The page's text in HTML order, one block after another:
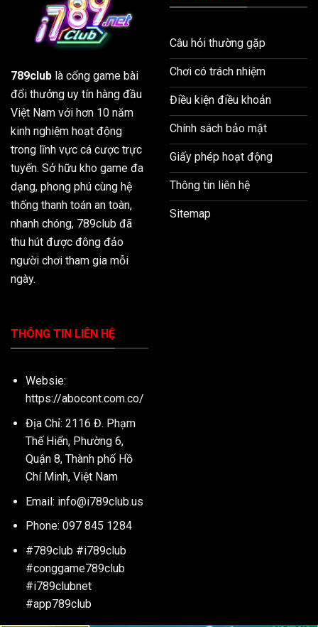
789club là cổng game bài
đổi thưởng uy tín hàng đầu
Việt Nam với hơn 10 năm
kinh nghiệm hoạt động
trong lĩnh vực cá cược trực
tuyến. Sở hữu kho game đa
dạng, phong phú cùng hệ
thống thanh toán an toàn,
nhanh chóng, 789club đã
thu hút được đông đảo
người chơi tham gia mỗi
ngày.
Câu hỏi thường gặp
Chơi có trách nhiệm
Điều kiện điều khoản
Chính sách bảo mật
Giấy phép hoạt động
Thông tin liên hệ
Sitemap
THÔNG TIN LIÊN HỆ
Websie:
https://abocont.com.co/
Địa Chỉ: 2116 Đ. Phạm
Thế Hiển, Phường 6,
Quận 8, Thành phố Hồ
Chí Minh, Việt Nam
Email: info@i789club.us
Phone: 097 845 1284
#789club #i789club
#conggame789club
#i789clubnet
#app789club